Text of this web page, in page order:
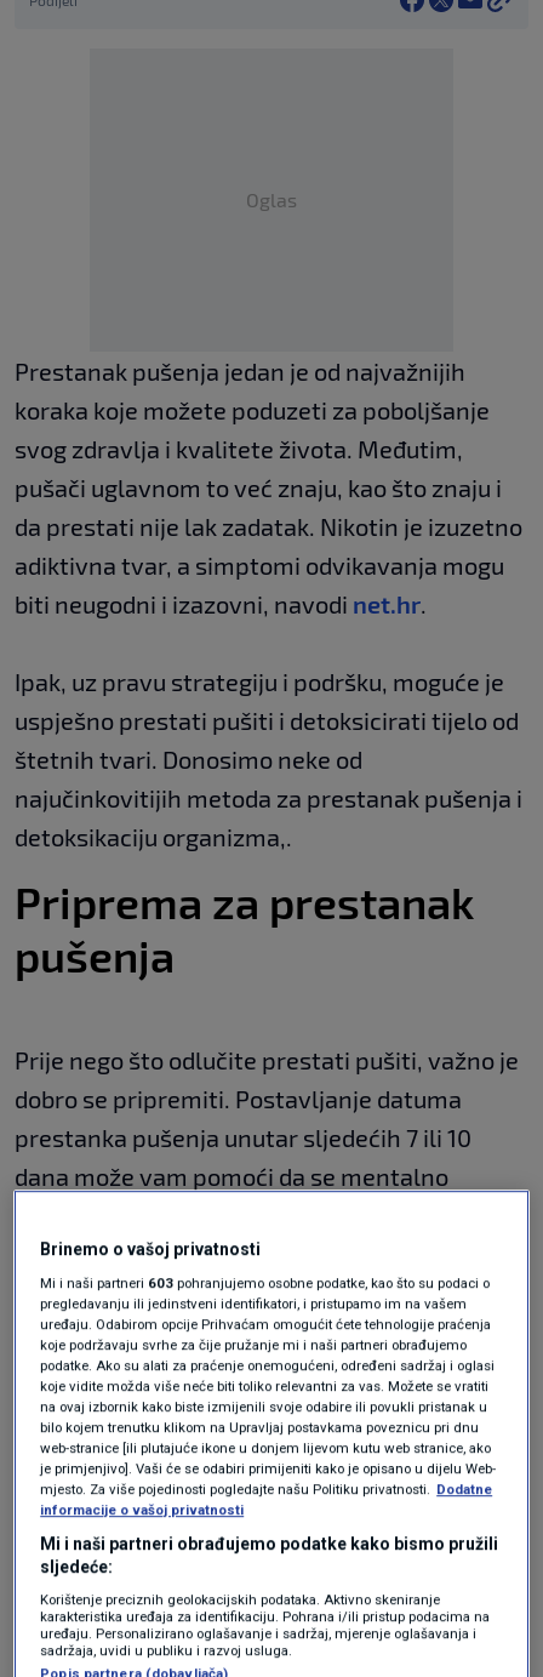
Oglas
Prestanak pušenja jedan je od najvažnijih
koraka koje možete poduzeti za poboljšanje
svog zdravlja i kvalitete života. Međutim,
pušači uglavnom to već znaju, kao što znaju i
da prestati nije lak zadatak. Nikotin je izuzetno
adiktivna tvar, a simptomi odvikavanja mogu
biti neugodni i izazovni, navodi net.hr.
Ipak, uz pravu strategiju i podršku, moguće je
uspješno prestati pušiti i detoksicirati tijelo od
štetnih tvari. Donosimo neke od
najučinkovitijih metoda za prestanak pušenja i
detoksikaciju organizma,.
Priprema za prestanak
pušenja
Prije nego što odlučite prestati pušiti, važno je
dobro se pripremiti. Postavljanje datuma
prestanka pušenja unutar sljedećih 7 ili 10
dana može vam pomoći da se mentalno
manje pod stresom i kada ćete imati podršku
obitelji i prijatelja.
Također je korisno napraviti popis razloga
zašto želite prestati pušiti. To mogu biti
zdravstveni razlozi, financijski razlozi ili želja
da budete dobar uzor svojojdjeci. Zapišite te
razloge i često ih ponovno pročitajte kako biste
ostali motivirani.
Metode za prestanak
Brinemo o vašoj privatnosti
Mi i naši partneri 603 pohranjujemo osobne podatke, kao što su podaci o
pregledavanju ili jedinstveni identifikatori, i pristupamo im na vašem
uređaju. Odabirom opcije Prihvaćam omogućit ćete tehnologije praćenja
koje podržavaju svrhe za čije pružanje mi i naši partneri obrađujemo
podatke. Ako su alati za praćenje onemogućeni, određeni sadržaj i oglasi
koje vidite možda više neće biti toliko relevantni za vas. Možete se vratiti
na ovaj izbornik kako biste izmijenili svoje odabire ili povukli pristanak u
bilo kojem trenutku klikom na Upravljaj postavkama poveznicu pri dnu
web-stranice [ili plutajuće ikone u donjem lijevom kutu web stranice, ako
je primjenjivo]. Vaši će se odabiri primijeniti kako je opisano u dijelu Web-
mjesto. Za više pojedinosti pogledajte našu Politiku privatnosti. Dodatne
informacije o vašoj privatnosti
Mi i naši partneri obrađujemo podatke kako bismo pružili
sljedeće:
Korištenje preciznih geolokacijskih podataka. Aktivno skeniranje
karakteristika uređaja za identifikaciju. Pohrana i/ili pristup podacima na
uređaju. Personalizirano oglašavanje i sadržaj, mjerenje oglašavanja i
sadržaja, uvidi u publiku i razvoj usluga.